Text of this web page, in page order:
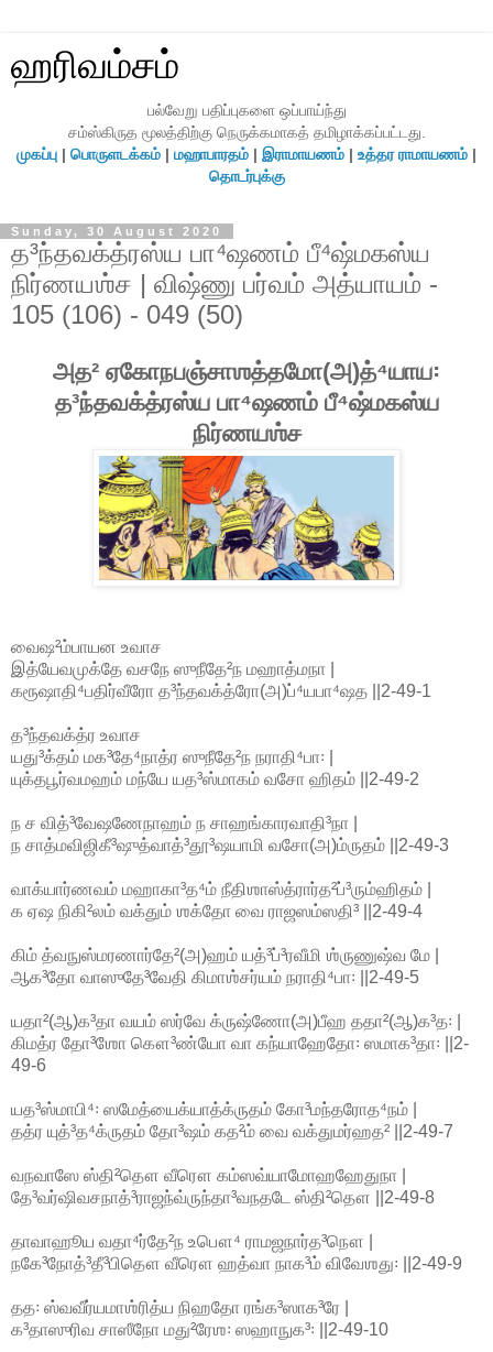
ஹரிவம்சம்
பல்வேறு பதிப்புகளை ஒப்பாய்ந்து
சம்ஸ்கிருத மூலத்திற்கு நெருக்கமாகத் தமிழாக்கப்பட்டது.
முகப்பு | பொருளடக்கம் | மஹாபாரதம் | இராமாயணம் | உத்தர ராமாயணம் |
தொடர்புக்கு
Sunday, 30 August 2020
த³ந்தவக்த்ரஸ்ய பா⁴ஷணம் பீ⁴ஷ்மகஸ்ய
நிர்ணயஶ்ச | விஷ்ணு பர்வம் அத்யாயம் -
105 (106) - 049 (50)
அத² ஏகோநபஞ்சாஶத்தமோ(அ)த்⁴யாய꞉
த³ந்தவக்த்ரஸ்ய பா⁴ஷணம் பீ⁴ஷ்மகஸ்ய
நிர்ணயஶ்ச
வைஷ²ம்பாயன உவாச
இத்யேவமுக்தே வசநே ஸுநீதே²ந மஹாத்மநா |
கரூஷாதி⁴பதிர்வீரோ த³ந்தவக்த்ரோ(அ)ப்⁴யபா⁴ஷத ||2-49-1
த³ந்தவக்த்ர உவாச
யது³க்தம் மக³தே⁴நாத்ர ஸுநீதே²ந நராதி⁴பா꞉ |
யுக்தபூர்வமஹம் மந்யே யத³ஸ்மாகம் வசோ ஹிதம் ||2-49-2
ந ச வித்³வேஷணேநாஹம் ந சாஹங்காரவாதி³நா |
ந சாத்மவிஜிகீ³ஷுத்வாத்³தூ³ஷயாமி வசோ(அ)ம்ருதம் ||2-49-3
வாக்யார்ணவம் மஹாகா³த⁴ம் நீதிஶாஸ்த்ரார்த²ப்³ரும்ஹிதம் |
க ஏஷ நிகி²லம் வக்தும் ஶக்தோ வை ராஜஸம்ஸதி³ ||2-49-4
கிம் த்வநுஸ்மரணார்தே²(அ)ஹம் யத்³ப்³ரவீமி ஶ்ருணுஷ்வ மே |
ஆக³தோ வாஸுதே³வேதி கிமாஶ்சர்யம் நராதி⁴பா꞉ ||2-49-5
யதா²(ஆ)க³தா வயம் ஸர்வே க்ருஷ்ணோ(அ)பீஹ ததா²(ஆ)க³த꞉ |
கிமத்ர தோ³ஶோ கௌ³ண்யோ வா கந்யாஹேதோ꞉ ஸமாக³தா꞉ ||2-
49-6
யத³ஸ்மாபி⁴꞉ ஸமேத்யைக்யாத்க்ருதம் கோ³மந்தரோத⁴நம் |
தத்ர யுத்³த⁴க்ருதம் தோ³ஷம் கத²ம் வை வக்துமர்ஹத² ||2-49-7
வநவாஸே ஸ்தி²தௌ வீரௌ கம்ஸவ்யாமோஹஹேதுநா |
தே³வர்ஷிவசநாத்³ராஜந்வ்ருந்தா³வநதடே ஸ்தி²தௌ ||2-49-8
தாவாஹூய வதா⁴ர்தே²ந உபௌ⁴ ராமஜநார்த³நௌ |
நகே³நோத்³தீ³பிதௌ வீரௌ ஹத்வா நாக³ம் விவேஶது꞉ ||2-49-9
தத꞉ ஸ்வவீர்யமாஶ்ரித்ய நிஹதோ ரங்க³ஸாக³ரே |
க³தாஸுரிவ சாஸீநோ மது²ரேஶ꞉ ஸஹாநுக³꞉ ||2-49-10